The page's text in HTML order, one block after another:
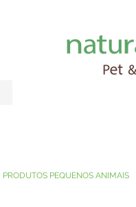
PRODUTOS PEQUENOS ANIMAIS